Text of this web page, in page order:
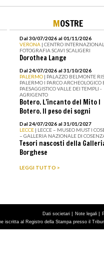
MOSTRE
Dal 30/07/2026 al 01/11/2026
VERONA | CENTRO
FOTOGRAFIA SCAVI SCALIGERI
Dorothea Lange
Dal 24/07/2026 al 31/10/2026
PALERMO | PALAZZO BELMONTE
PALERMO I PARCO ARCHEOLOGICO
PAESAGGISTICO VALLE DEI TEMPLI -
AGRIGENTO
Botero. L’incanto del Mito I
Botero. Il peso dei sogni
Dal 24/07/2026 al 31/01/2027
LECCE | LECCE – MUSEO MUST I
– GALLERIA NAZIONALE DI
Tesori nascosti della
Borghese
LEGGI TUTTO >
Dati societari | Note legali |
iscritta al Registro della Stampa presso il